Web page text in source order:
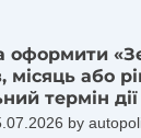
місяць або
термін дії
by